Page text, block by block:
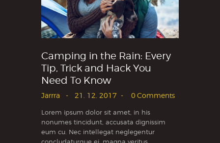
Camping in the Rain: Every
Tip, Trick and Hack You
Need To Know
Jarrra 21. 12. 2017 0 Comments
Lorem ipsum dolor sit amet, in his
nonumes tincidunt, accusata dignissim
eum cu. Nec intellegat neglegentur